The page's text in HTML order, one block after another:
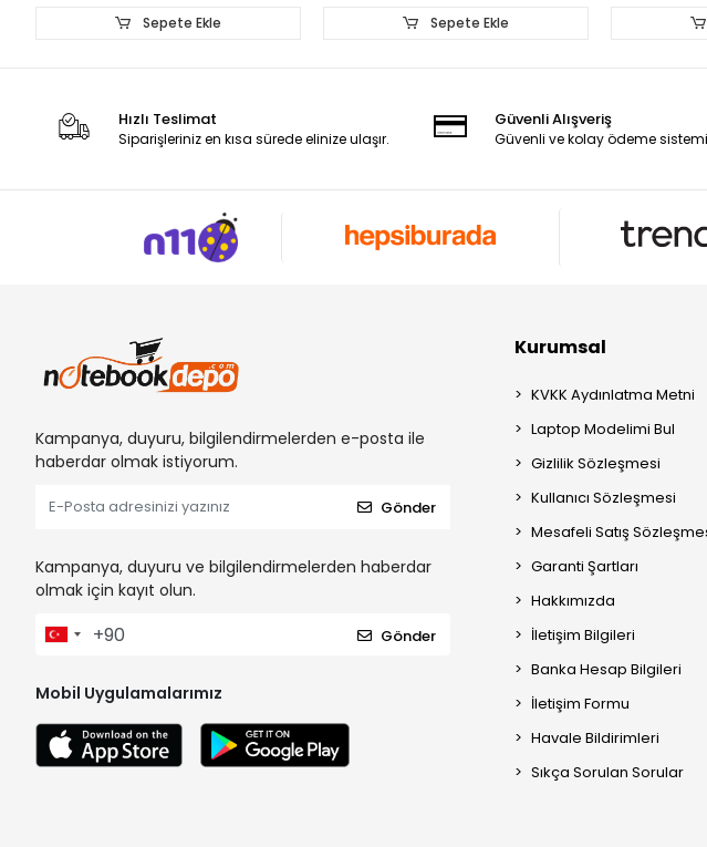
Sepete Ekle Sepete Ekle
Hızlı Teslimat
Siparişleriniz en kısa sürede elinize ulaşır.
Güvenli Alışveriş
Güvenli ve kolay ödeme sistemi
Kampanya, duyuru, bilgilendirmelerden e-posta ile
haberdar olmak istiyorum.
Gönder
Kampanya, duyuru ve bilgilendirmelerden haberdar
olmak için kayıt olun.
Gönder
Mobil Uygulamalarımız
Kurumsal
KVKK Aydınlatma Metni
Laptop Modelimi Bul
Gizlilik Sözleşmesi
Kullanıcı Sözleşmesi
Mesafeli Satış
Garanti Şartları
Hakkımızda
İletişim Bilgileri
Banka Hesap Bilgileri
İletişim Formu
Havale Bildirimleri
Sıkça Sorulan Sorular